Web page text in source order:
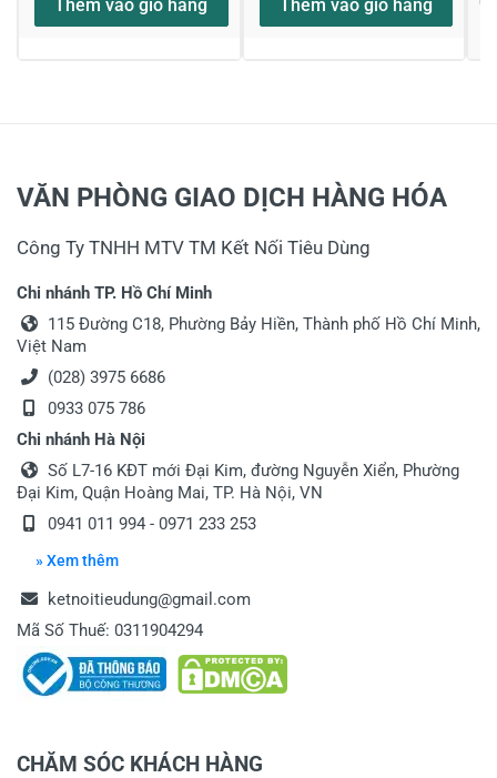
Thêm vào giỏ hàng Thêm vào giỏ hàng
VĂN PHÒNG GIAO DỊCH HÀNG HÓA
Công Ty TNHH MTV TM Kết Nối Tiêu Dùng
Chi nhánh TP. Hồ Chí Minh
115 Đường C18, Phường Bảy Hiền, Thành phố Hồ Chí Minh,
Việt Nam
(028) 3975 6686
0933 075 786
Chi nhánh Hà Nội
Số L7-16 KĐT mới Đại Kim, đường Nguyễn Xiển, Phường
Đại Kim, Quận Hoàng Mai, TP. Hà Nội, VN
0941 011 994 - 0971 233 253
» Xem thêm
ketnoitieudung@gmail.com
Mã Số Thuế: 0311904294
CHĂM SÓC KHÁCH HÀNG